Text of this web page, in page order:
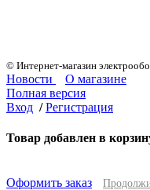
© Интернет-магазин
Новости
О магазине
Полная версия
Вход / Регистрация
Товар добавлен в
Оформить заказ